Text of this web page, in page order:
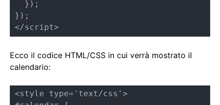
});
</script>
Ecco il codice HTML/CSS in cui verrà mostrato il
calendario:
<style type='text/css'>